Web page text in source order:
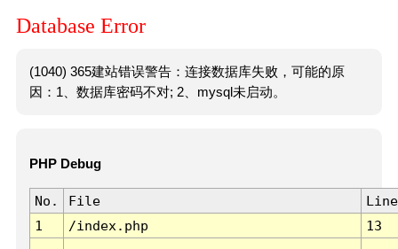
Database Error
(1040) 365建站错误警告：连接数据库失败，可能的原
因：1、数据库密码不对; 2、mysql未启动。
PHP Debug
No. File
Line
1
/index.php 13